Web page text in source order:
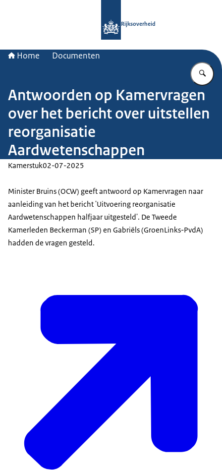
Rijksoverheid
Home Documenten
Antwoorden op Kamervragen
over het bericht over uitstellen
reorganisatie
Aardwetenschappen
Kamerstuk02-07-2025
Minister Bruins (OCW) geeft antwoord op Kamervragen naar
aanleiding van het bericht 'Uitvoering reorganisatie
Aardwetenschappen halfjaar uitgesteld'. De Tweede
Kamerleden Beckerman (SP) en Gabriëls (GroenLinks-PvdA)
hadden de vragen gesteld.